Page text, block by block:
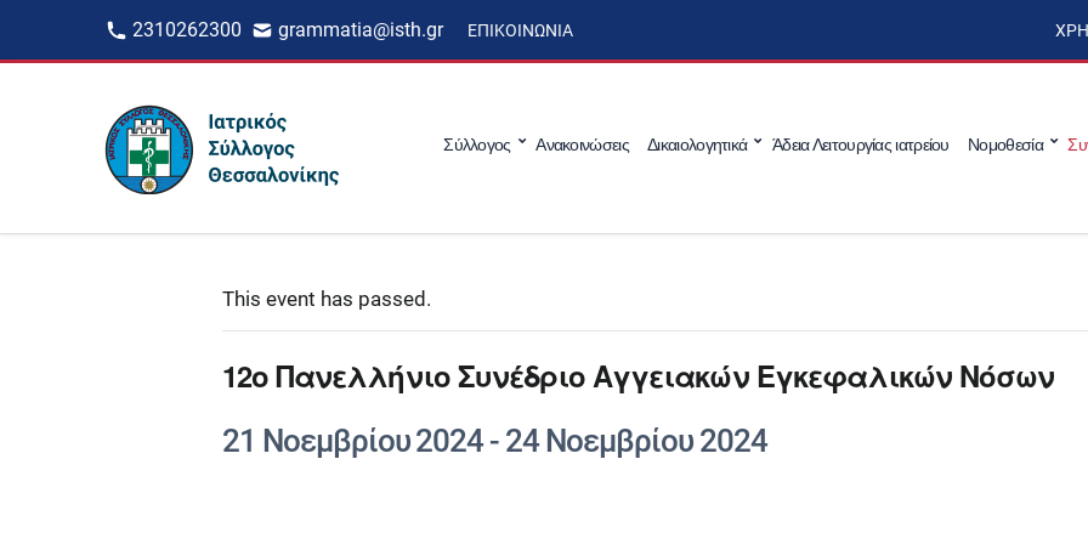
2310262300 grammatia@isth.gr ΕΠΙΚΟΙΝΩΝΊΑ
Σύλλογος Ανακοινώσεις Δικαιολογητικά Άδεια Λειτουργίας ιατρείου Νομοθεσία
This event has passed.
12o Πανελλήνιο Συνέδριο Αγγειακών Εγκεφαλικών Νόσων
21 Νοεμβρίου 2024 - 24 Νοεμβρίου 2024